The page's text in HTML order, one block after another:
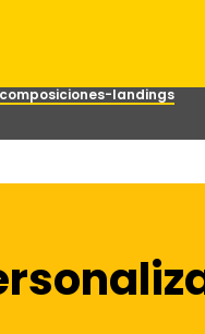
composiciones-landings